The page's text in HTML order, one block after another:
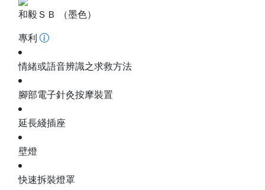
和毅ＳＢ （墨色）
專利
情緒或語音辨識之求救方法
腳部電子針灸按摩裝置
延長綫插座
壁燈
快速拆裝燈罩